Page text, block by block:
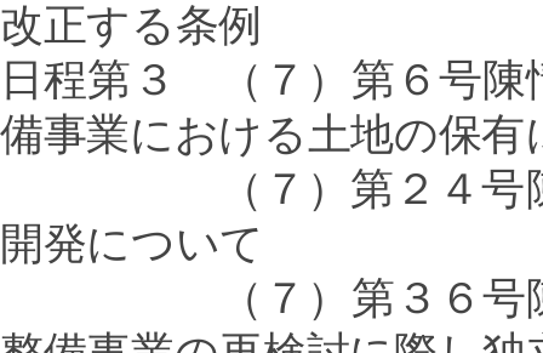
改正する条例
日程第３ （７）第６号
備事業における土地の保有
（７）第２４号陳情
開発について
（７）第３６号陳情